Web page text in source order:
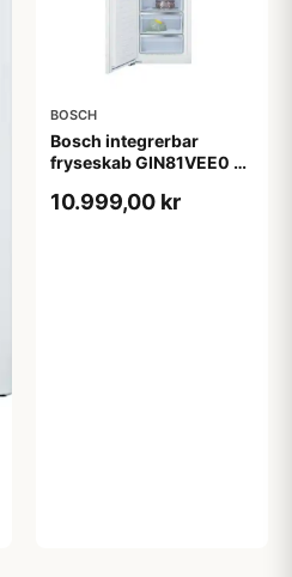
BOSCH
Bosch integrerbar
fryseskab GIN81VEE0 -
10.999,00 kr